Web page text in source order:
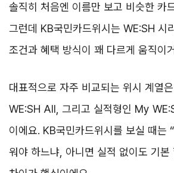
솔직히 처음엔 이름만 보고 비슷한 카
그런데 KB국민카드위시는 WE:SH 시
조건과 혜택 방식이 꽤 다르게 움직이
대표적으로 자주 비교되는 위시 계열
WE:SH All, 그리고 실적형인 My
이에요. KB국민카드위시를 보실 때는
워야 하느냐, 아니면 실적 없이도 기본